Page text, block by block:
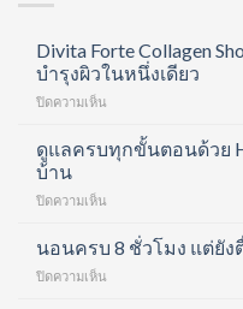
Divita Forte Collagen
บำรุงผิวในหนึ่งเดียว
ปิดความเห็น
Collagen
คอ
ลา
ช็อต
ดูแลครบทุกขั้นตอนด้วย
บ้าน
ปิดความเห็น
ครบ
ทุก
ขั้น
นอนครบ 8 ชั่วโมง แต่ยัง
ปิดความเห็น